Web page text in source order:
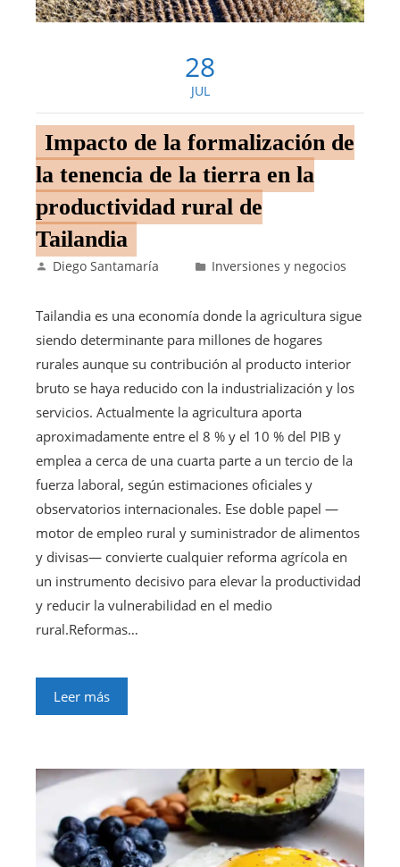
28
JUL
Impacto de la formalización de
la tenencia de la tierra en la
productividad rural de
Tailandia
Diego Santamaría Inversiones y negocios
Tailandia es una economía donde la agricultura sigue
siendo determinante para millones de hogares
rurales aunque su contribución al producto interior
bruto se haya reducido con la industrialización y los
servicios. Actualmente la agricultura aporta
aproximadamente entre el 8 % y el 10 % del PIB y
emplea a cerca de una cuarta parte a un tercio de la
fuerza laboral, según estimaciones oficiales y
observatorios internacionales. Ese doble papel —
motor de empleo rural y suministrador de alimentos
y divisas— convierte cualquier reforma agrícola en
un instrumento decisivo para elevar la productividad
y reducir la vulnerabilidad en el medio
rural.Reformas…
Leer más